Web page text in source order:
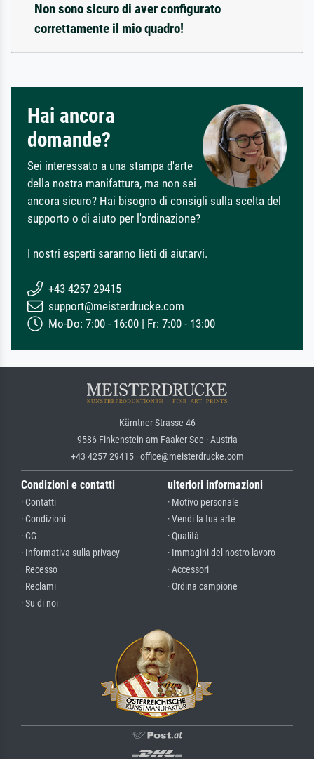
Non sono sicuro di aver configurato
correttamente il mio quadro!
Hai ancora
domande?
Sei interessato a una stampa d'arte
della nostra manifattura, ma non sei
ancora sicuro? Hai bisogno di consigli sulla scelta del
supporto o di aiuto per l'ordinazione?
I nostri esperti saranno lieti di aiutarvi.
+43 4257 29415
support@meisterdrucke.com
Mo-Do: 7:00 - 16:00 | Fr: 7:00 - 13:00
Kärntner Strasse 46
9586 Finkenstein am Faaker See · Austria
+43 4257 29415 · office@meisterdrucke.com
Condizioni e contatti
· Contatti
· Condizioni
· CG
· Informativa sulla privacy
· Recesso
· Reclami
· Su di noi
ulteriori informazioni
· Motivo personale
· Vendi la tua arte
· Qualità
· Immagini del nostro lavoro
· Accessori
· Ordina campione